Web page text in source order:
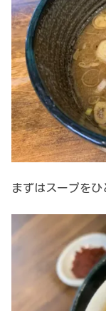
まずはスープをひ